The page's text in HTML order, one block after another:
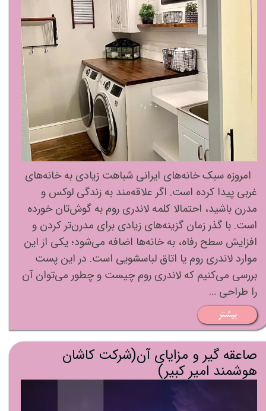
امروزه سبک خانه‌های ایرانی شباهت زیادی به خانه‌های
غربی پیدا کرده است. اگر علاقه‌مند به زندگی لوکس و
مدرن باشید، احتمالا کلمه لاندری روم به گوش‌تان خورده
است. با گذر زمان گزینه‌های زیادی برای مدرن‌تر کردن و
افزایش سطح رفاه، به خانه‌ها اضافه می‌شود؛ یکی از این
موارد لاندری روم یا اتاق لباسشویی است. در این پست
بررسی می‌کنیم که لاندری روم چیست و چطور می‌توان آن
را طراحی …
بیشتر
صاعقه گیر و مزایای آن(شرکت کاشان
هوشمند امیر کبیر)